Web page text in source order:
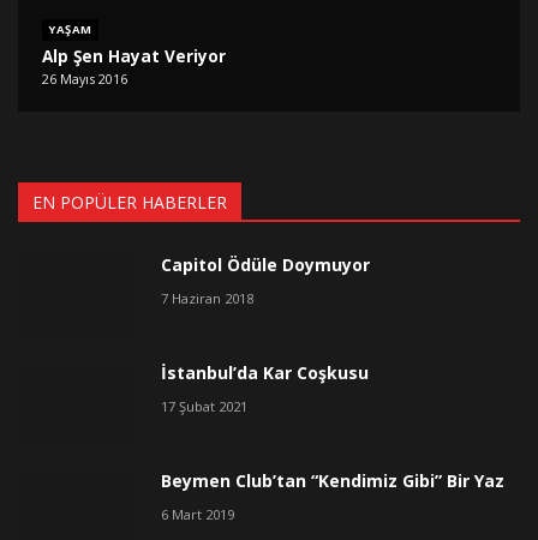
YAŞAM
Alp Şen Hayat Veriyor
26 Mayıs 2016
EN POPÜLER HABERLER
Capitol Ödüle Doymuyor
7 Haziran 2018
İstanbul’da Kar Coşkusu
17 Şubat 2021
Beymen Club’tan “Kendimiz Gibi” Bir Yaz
6 Mart 2019